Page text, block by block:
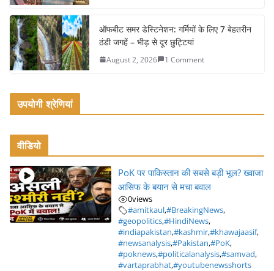
ऑफबीट समर डेस्टिनेशन: गर्मियों के लिए 7 बेहतरीन
ठंडी जगहें – भीड़ से दूर छुट्टियां
August 2, 2026 1 Comment
उपयोगी श्रेणियां
वीडियो
PoK पर पाकिस्तान की सबसे बड़ी भूल? ख्वाजा
आसिफ के बयान से मचा बवाल
0views
#amitkaul,#BreakingNews,
#geopolitics,#HindiNews,
#indiapakistan,#kashmir,#khawajaasif,
#newsanalysis,#Pakistan,#PoK,
#poknews,#politicalanalysis,#samvad,
#vartaprabhat,#youtubenewsshorts